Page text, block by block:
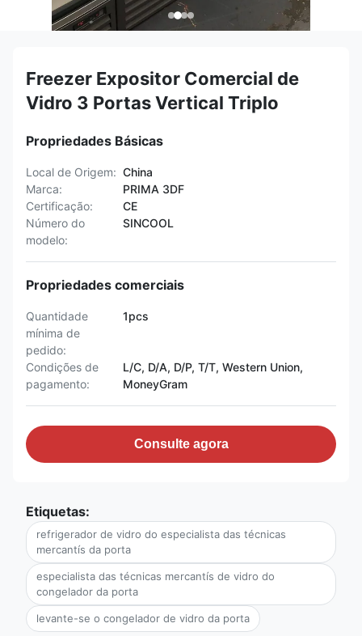
Freezer Expositor Comercial de
Vidro 3 Portas Vertical Triplo
Propriedades Básicas
Local de Origem: China
Marca:
PRIMA 3DF
Certificação:
CE
Número do
modelo:
SINCOOL
Propriedades comerciais
Quantidade
mínima de
pedido:
1pcs
Condições de
pagamento:
L/C, D/A, D/P, T/T, Western Union,
MoneyGram
Consulte agora
Etiquetas:
refrigerador de vidro do especialista das técnicas
mercantís da porta
especialista das técnicas mercantís de vidro do
congelador da porta
levante-se o congelador de vidro da porta